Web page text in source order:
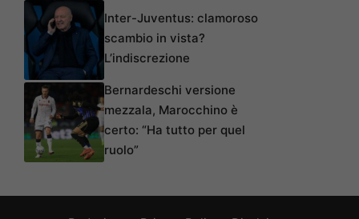
Inter-Juventus: clamoroso
scambio in vista?
L’indiscrezione
Bernardeschi versione
mezzala, Marocchino è
certo: “Ha tutto per quel
ruolo”